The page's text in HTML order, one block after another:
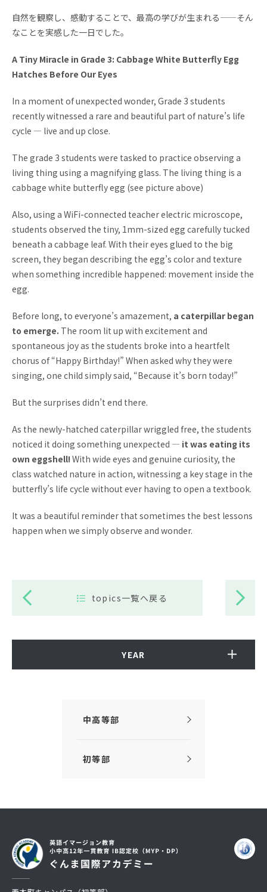
自然を観察し、感動することで、最高の学びが生まれる——そん
なことを実感した一日でした。
A Tiny Miracle in Grade 3: Cabbage White Butterfly Egg
Hatches Before Our Eyes
In a moment of unexpected wonder, Grade 3 students
recently witnessed a rare and beautiful part of nature’s life
cycle — live and up close.
The grade 3 students were tasked to practice observing a
living thing using a magnifying glass. The living thing is a
cabbage white butterfly egg (see picture above)
Also, using a WiFi-connected teacher electric microscope,
students observed the tiny, 1mm-sized egg carefully tucked
beneath a cabbage leaf. With their eyes glued to the big
screen, they began describing the egg’s color and texture
when something incredible happened: movement inside the
egg.
Before long, to everyone’s amazement, a caterpillar began
to emerge. The room lit up with excitement and
spontaneous joy as the students broke into a heartfelt
chorus of “Happy Birthday!” When asked why they were
singing, one child simply said, “Because it’s born today!”
But the surprises didn’t end there.
As the newly-hatched caterpillar wriggled free, the students
noticed it doing something unexpected — it was eating its
own eggshell! With wide eyes and genuine curiosity, the
class watched nature in action, witnessing a key stage in the
butterfly’s life cycle without ever having to open a textbook.
It was a beautiful reminder that sometimes the best lessons
happen when we simply observe and wonder.
topics一覧へ戻る
YEAR
中高等部
初等部